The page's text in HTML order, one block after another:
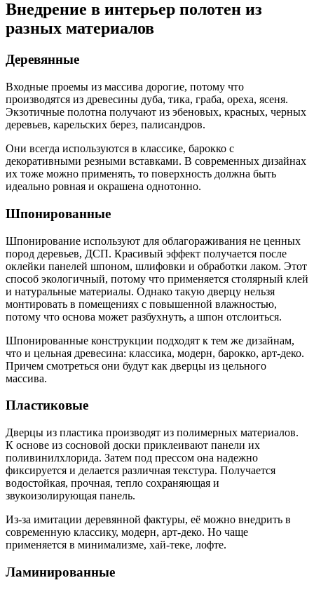
Внедрение в интерьер полотен из
разных материалов
Деревянные
Входные проемы из массива дорогие, потому что
производятся из древесины дуба, тика, граба, ореха, ясеня.
Экзотичные полотна получают из эбеновых, красных, черных
деревьев, карельских берез, палисандров.
Они всегда используются в классике, барокко с
декоративными резными вставками. В современных дизайнах
их тоже можно применять, то поверхность должна быть
идеально ровная и окрашена однотонно.
Шпонированные
Шпонирование используют для облагораживания не ценных
пород деревьев, ДСП. Красивый эффект получается после
оклейки панелей шпоном, шлифовки и обработки лаком. Этот
способ экологичный, потому что применяется столярный клей
и натуральные материалы. Однако такую дверцу нельзя
монтировать в помещениях с повышенной влажностью,
потому что основа может разбухнуть, а шпон отслоиться.
Шпонированные конструкции подходят к тем же дизайнам,
что и цельная древесина: классика, модерн, барокко, арт-деко.
Причем смотреться они будут как дверцы из цельного
массива.
Пластиковые
Дверцы из пластика производят из полимерных материалов.
К основе из сосновой доски приклеивают панели их
поливинилхлорида. Затем под прессом она надежно
фиксируется и делается различная текстура. Получается
водостойкая, прочная, тепло сохраняющая и
звукоизолирующая панель.
Из-за имитации деревянной фактуры, её можно внедрить в
современную классику, модерн, арт-деко. Но чаще
применяется в минимализме, хай-теке, лофте.
Ламинированные